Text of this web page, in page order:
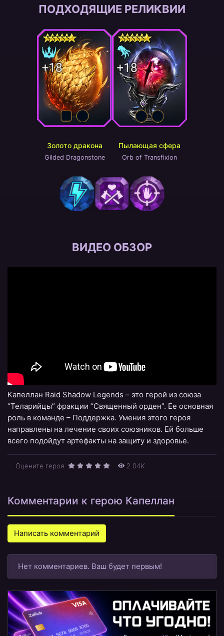
ПОДХОДЯЩИЕ РЕЛИКВИИ
Золото дракона
Gilded Dragonstone
Пылающая сфера
Orb of Transfixion
ВИДЕО ОБЗОР
Капеллан Raid Shadow Legends – это герой из союза
“Теларийцы” фракции “Священный орден”. Ее основная
роль в команде – Поддержка. Умения этого героя
направлены на лечение своих союзников. Ей больше
всего подойдут артефакты на защиту и здоровье.
Оцените героя 2.04K
Комментарии к герою Капеллан
Написать комментарий
Нет комментариев. Ваш будет первым!